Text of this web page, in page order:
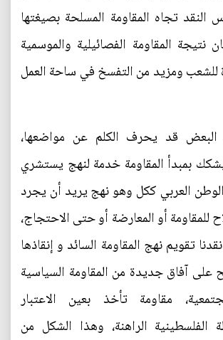
النقد تجاه المقاومة المسلحة بصيغتها
نتيجة المقاومة الفصائيلية والموسمية
للشعب ومزيد من التفسخ في ساحة العمل
البعض قد يحرف الكلم عن مواضعها،
بمبدأ المقاومة خدمة لنهج يستشري
العربي ككل وهو نهج يريد أن يجرد
للمقاومة أو المعارضة أو حتى الاحتجاج،
تقويم نهج المقاومة السائد و إنقاذها
على آفاق جديدة من المقاومة السياسية
مقاومة تأخذ بعين الاعتبار
الفلسطينية الراهنة، وهذا الشكل من